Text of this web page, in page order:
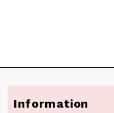
Information